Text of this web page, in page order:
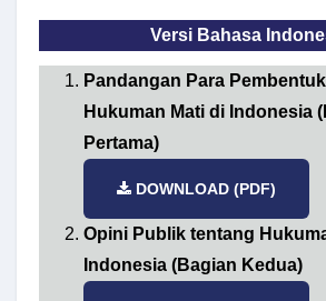
Versi Bahasa
Pandangan Para
Hukuman Mati di Indonesia
Pertama)
DOWNLOAD (PDF)
Opini Publik tentang
Indonesia (Bagian Kedua)